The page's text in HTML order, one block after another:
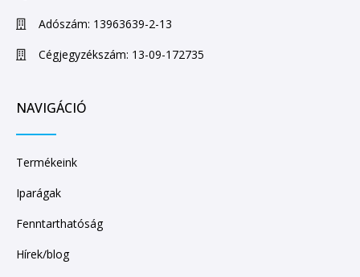
Adószám: 13963639-2-13
Cégjegyzékszám: 13-09-172735
NAVIGÁCIÓ
Termékeink
Iparágak
Fenntarthatóság
Hírek/blog